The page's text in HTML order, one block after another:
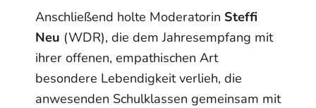
Anschließend holte Moderatorin Steffi
Neu (WDR), die dem Jahresempfang mit
ihrer offenen, empathischen Art
besondere Lebendigkeit verlieh, die
anwesenden Schulklassen gemeinsam mit